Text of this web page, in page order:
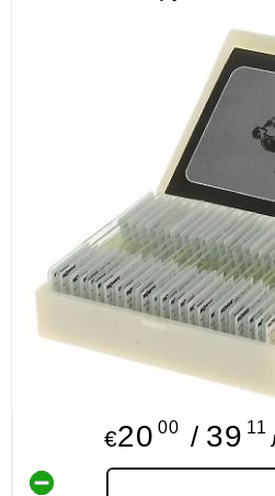
СПОРТ
МЕБЕЛИ И
КАНЦЕЛАРСКИ
КНИГИ И
БДП
€20 00 / 39 11